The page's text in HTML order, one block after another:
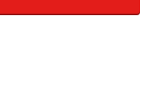
きたあっという間の